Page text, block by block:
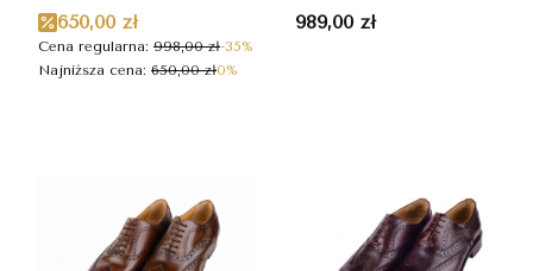
Cena promocyjna
650,00 zł
Cena regularna: 998,00 zł-35%
Najniższa cena: 650,00 zł0%
Cena
989,00 zł